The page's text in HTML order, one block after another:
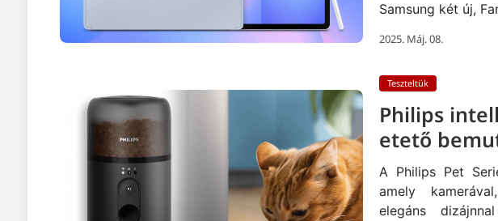
Samsung két új,
2025. Máj. 08.
Teszteltük
Philips
etető
A Philips Pet
amely
elegáns